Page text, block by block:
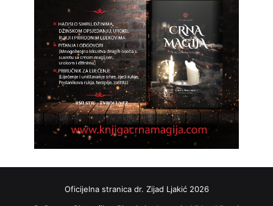
Oficijelna stranica dr. Zijad Ljakić 2026